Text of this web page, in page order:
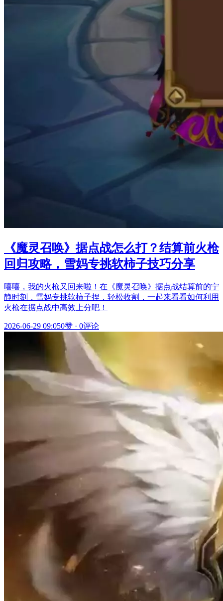
《魔灵召唤》据点战怎么打？结算前火枪
回归攻略，雪妈专挑软柿子技巧分享
嘻嘻，我的火枪又回来啦！在《魔灵召唤》据点战结算前的宁
静时刻，雪妈专挑软柿子捏，轻松收割，一起来看看如何利用
火枪在据点战中高效上分吧！
2026-06-29 09:050赞 · 0评论